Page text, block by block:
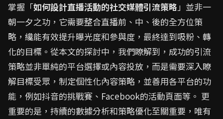
掌握「如何設計直播活動的社交媒體引流策略」並非一
朝一夕之功，它需要整合直播前、中、後的全方位策
略，纔能有效提升曝光度和參與度，最終達到吸粉、轉
化的目標。從本文的探討中，我們瞭解到，成功的引流
策略並非單純的平台選擇或內容投放，而是需要深入瞭
解目標受眾，制定個性化內容策略，並善用各平台的功
能，例如抖音的挑戰賽、Facebook的活動頁面等。 更
重要的是，持續的數據分析和策略優化至關重要，唯有